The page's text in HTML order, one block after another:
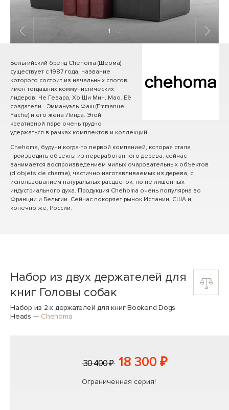
1
Бельгийский бренд Chehoma (Шеома)
существует с 1987 года, название
которого состоит из начальных слогов
имён тогдашних коммунистических
лидеров: Че Гевара, Хо Ши Мин, Мао. Её
создатели - Эммануэль Фаш (Emmanuel
Fache) и его жена Линда. Этой
креативной паре очень трудно
удержаться в рамках комплектов и коллекций.
Chehoma, будучи когда-то первой компанией, которая стала
производить объекты из переработанного дерева, сейчас
занимается воспроизведением милых очаровательных объектов
(d'objets de charme), частично изготавливаемых из дерева, с
использованием натуральных расцветок, но не лишенных
индустриального духа. Продукция Chehoma очень популярна во
Франции и Бельгии. Сейчас покоряет рынок Испании, США и,
конечно же, России.
Набор из двух держателей для
книг Головы собак
Набор из 2-х держателей для книг Bookend Dogs
Heads — Chehoma
30 400 ₽ 18 300 ₽
Ограниченная серия!